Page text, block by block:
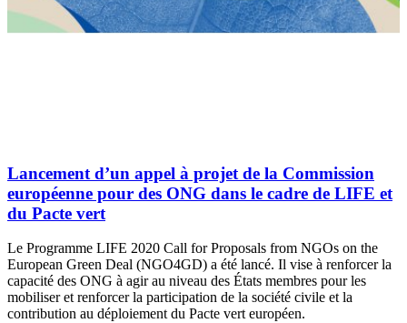
Lancement d’un appel à projet de la Commission
européenne pour des ONG dans le cadre de LIFE et
du Pacte vert
Le Programme LIFE 2020 Call for Proposals from NGOs on the
European Green Deal (NGO4GD) a été lancé. Il vise à renforcer la
capacité des ONG à agir au niveau des États membres pour les
mobiliser et renforcer la participation de la société civile et la
contribution au déploiement du Pacte vert européen.